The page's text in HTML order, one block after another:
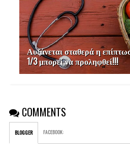
Αυξάνεται σταθερά η
1/3 μπορεί να προληφθεί!!!
COMMENTS
BLOGGER FACEBOOK: